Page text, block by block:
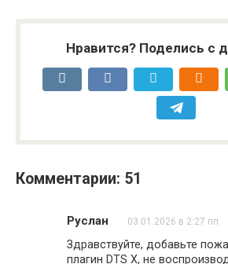
Нравится? Поделись с
Комментарии: 51
Руслан 03.01.2026 в 2:27 пп
Здравствуйте, добавьте
плагин DTS X, не